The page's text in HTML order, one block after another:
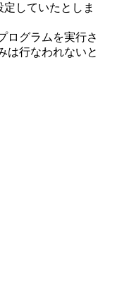
定していたとしま
ログラムを実行さ
は行なわれないと